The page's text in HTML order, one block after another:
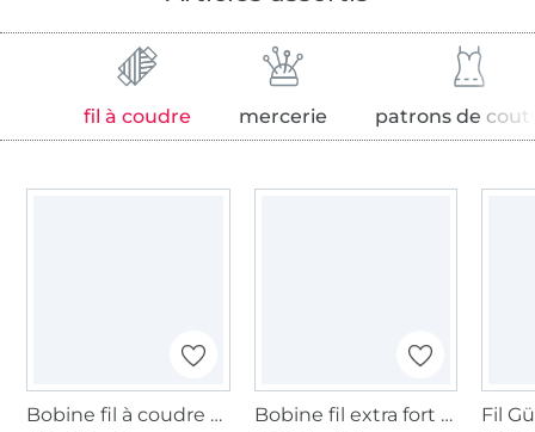
fil à coudre mercerie patrons de
Bobine fil à coudre Gütermann 200m polyester, (696) chocolat noir Bobine fil extra fort Gütermann 100m polyester, (000) noir